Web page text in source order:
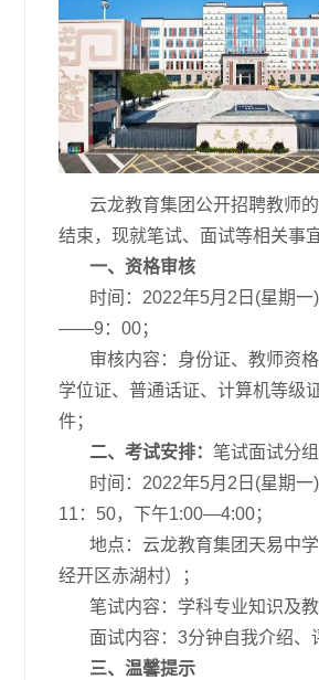
云龙教育集团公开招聘教师的
结束，现就笔试、面试等相关事
一、 资格审核
时间：2022年5月2日(星期一)
——9：00；
审核内容：身份证、教师资格
学位证、普通话证、计算机等级
件；
二、考试安排：笔试面试分
时间：2022年5月2日(星期一
11：50，下午1:00—4:00；
地点：云龙教育集团天易中学
经开区赤湖村）；
笔试内容：学科专业知识及教
面试内容：3分钟自我介绍、
三、温馨提示